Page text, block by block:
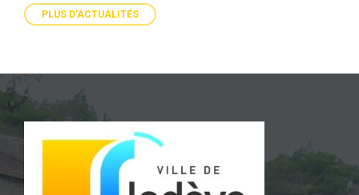
PLUS D'ACTUALITÉS